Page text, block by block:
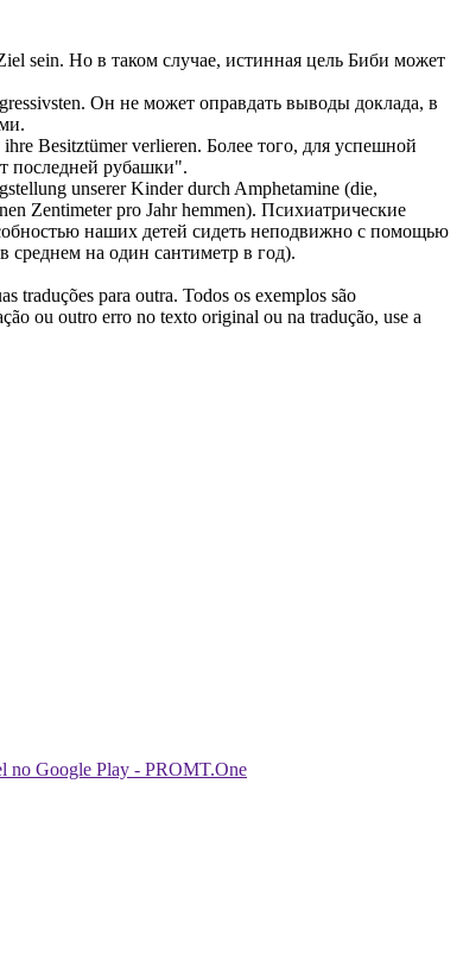
sein. Но в таком случае, истинная цель Биби может
Он не может оправдать выводы доклада, в
Besitztümer verlieren. Более того, для успешной
последней рубашки".
unserer Kinder durch Amphetamine (die,
Zentimeter pro Jahr hemmen). Психиатрические
наших детей сидеть неподвижно с помощью
среднем на один сантиметр в год).
traduções para outra. Todos os exemplos são
ou outro erro no texto original ou na tradução, use a